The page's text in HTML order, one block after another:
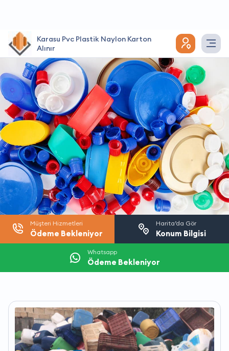
Karasu Pvc Plastik Naylon Karton
Alınır
Müşteri Hizmetleri
Ödeme Bekleniyor
Harita’da Gör
Konum Bilgisi
Whatsapp
Ödeme Bekleniyor